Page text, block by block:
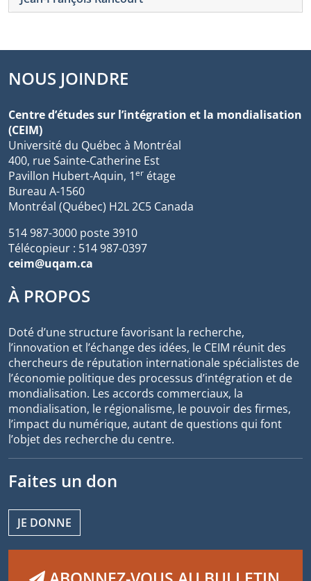
NOUS JOINDRE
Centre d’études sur l’intégration et la mondialisation
(CEIM)
Université du Québec à Montréal
400, rue Sainte-Catherine Est
Pavillon Hubert-Aquin, 1er étage
Bureau A-1560
Montréal (Québec) H2L 2C5 Canada
514 987-3000 poste 3910
Télécopieur : 514 987-0397
ceim@uqam.ca
À PROPOS
Doté d’une structure favorisant la recherche,
l’innovation et l’échange des idées, le CEIM réunit des
chercheurs de réputation internationale spécialistes de
l’économie politique des processus d’intégration et de
mondialisation. Les accords commerciaux, la
mondialisation, le régionalisme, le pouvoir des firmes,
l’impact du numérique, autant de questions qui font
l’objet des recherche du centre.
Faites un don
JE DONNE